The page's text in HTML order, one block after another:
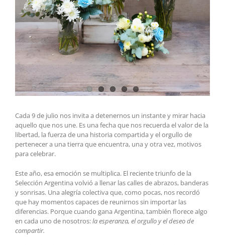
Cada 9 de julio nos invita a detenernos un instante y mirar hacia
aquello que nos une. Es una fecha que nos recuerda el valor de la
libertad, la fuerza de una historia compartida y el orgullo de
pertenecer a una tierra que encuentra, una y otra vez, motivos
para celebrar.
Este año, esa emoción se multiplica. El reciente triunfo de la
Selección Argentina volvió a llenar las calles de abrazos, banderas
y sonrisas. Una alegría colectiva que, como pocas, nos recordó
que hay momentos capaces de reunirnos sin importar las
diferencias. Porque cuando gana Argentina, también florece algo
en cada uno de nosotros:la esperanza, el orgullo y el deseo de
compartir.